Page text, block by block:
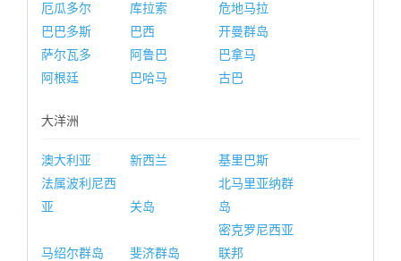
厄瓜多尔
库拉索
危地马拉
巴巴多斯
巴西
开曼群岛
萨尔瓦多
阿鲁巴
巴拿马
阿根廷
巴哈马 古巴
大洋洲
澳大利亚 新西兰
基里巴斯
法属波利尼西
亚
关岛
北马里亚纳群
岛
马绍尔群岛 斐济群岛
密克罗尼西亚
联邦